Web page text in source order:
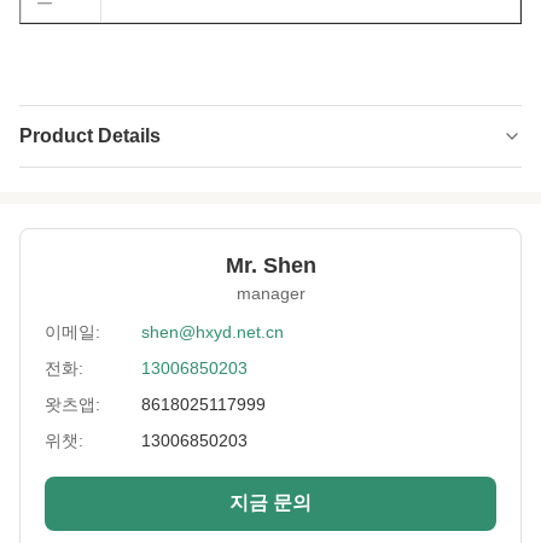
Product Details
Thickness: 1mm-15mm
Process: 적층
Usage:
미끄럼방지,발열조끼,벨트형,오븐장갑,가방,카
펫매트
Hardness: 10~13°
Size:
Sample: 참고용 무료 샘플 자료
Mr. Shen
manager
이메일:
shen@hxyd.net.cn
전화:
13006850203
왓츠앱:
8618025117999
위챗:
13006850203
지금 문의